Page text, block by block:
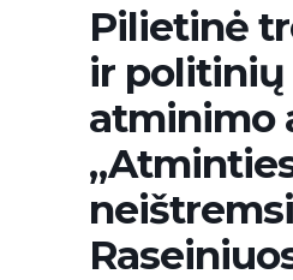
Pilietinė
ir
atminimo